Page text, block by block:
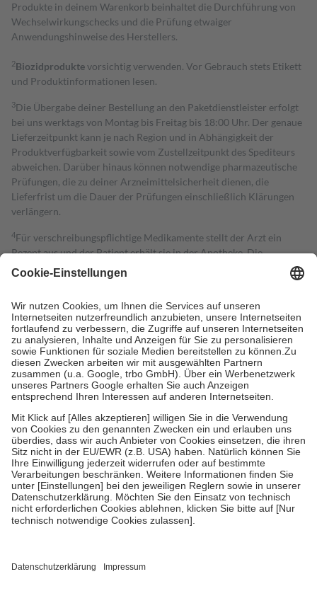
Produkte in deinem Warenkorb beinhaltet die Durchführung von
Wechselwirkungschecks und die Prüfung etwaiger
Anwendungshinweise des Herstellers.
2Biozidproduktevorsichtig verwenden. Vor Gebrauch stets Etikett
und Produktinformationen lesen.
3Die Übergabe deiner Bestellung an den Paketdienstleister erfolgt
bei uns werktags von Montag bis Freitag bis 18:00 Uhr. Der genaue
Lieferzeitpunkt kann je nach Region und in Abhängigkeit der
Produktverfügbarkeit sowie vom Zustellzeitpunkt des Spediteurs
abweichen. Darüber hinaus können notwendige pharmazeutische
Prüfungen, die zu deiner Arzneimittelsicherheit dienen, die
Lieferfrist um die Dauer der Prüfungen einschließlich Klärungen
verlängern.
4Für verschreibungspflichtige Medikamente stellt der Arzt ein
Rezept aus und der Patient erhält sie in der Apotheke. Die
gesetzliche Krankenversicherung übernimmt in der Regel die
Kosten dafür, der Versicherte trägt einen Teil davon als Zuzahlung
Grundsätzlich leisten Mitglieder Zuzahlungen in Höhe von zehn
Prozent des Abgabepreises,mindestens jedochfünf Euround
höchstens zehn Euro.Es sind jedoch nie mehr als die tatsächlichen
Kosten der Leistung zu entrichten.
Diese Regeln gelten grundsätzlich auch für Online-Apotheken.
Bei Heilmitteln und häuslicher Krankenpflege beträgt die
Zuzahlung zehn Prozent der Kosten sowie zehn Euro je
Verordnung.
Um das Engagement der Versicherten für ihre eigene Gesundheit zu
stärken und die besondere Stellung der Familie zu unterstützen,
fallenkeine Zuzahlungenan bei:
• Kindern und Jugendlichen bis zum vollendeten 18. Lebensjahr
mit Ausnahme der Fahrkosten
• Untersuchungen zur Vorsorge und Früherkennung, die von der
GKV getragen werden